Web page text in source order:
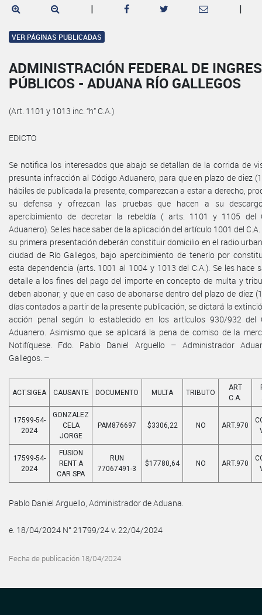
| |
VER PÁGINAS PUBLICADAS
ADMINISTRACIÓN FEDERAL DE
PÚBLICOS - ADUANA RÍO GALLEGOS
(Art. 1101 y 1013 inc. “h” C.A.)
EDICTO
Se notifica los interesados que abajo se detallan de la corrida de
presunta infracción al Código Aduanero, para que en plazo de diez
hábiles de publicada la presente, comparezcan a estar a derecho,
su defensa y ofrezcan las pruebas que hacen a su
apercibimiento de decretar la rebeldía ( arts. 1101 y 1105 del
Aduanero). Se les hace saber de la aplicación del artículo 1001 del C.A.
su primera presentación deberán constituir domicilio en el radio
ciudad de Río Gallegos, bajo apercibimiento de tenerlo por
esta dependencia (arts. 1001 al 1004 y 1013 del C.A.). Se les hace
detalle a los fines del pago del importe en concepto de multa y
deben abonar, y que en caso de abonarse dentro del plazo de diez
días contados a partir de la presente publicación, se dictará la
acción penal según lo establecido en los artículos 930/932 del
Aduanero. Asimismo que se aplicará la pena de comiso de la
Notifíquese. Fdo. Pablo Daniel Arguello – Administrador
Gallegos. –
ACT.SIGEA CAUSANTE DOCUMENTO MULTA TRIBUTO
ART
C.A.
17599-54-
2024
GONZALEZ
CELA
JORGE
PAM876697 $3306,22 NO ART.970
17599-54-
2024
FUSION
RENT A
CAR SPA
RUN
77067491-3
$17780,64 NO ART.970
Pablo Daniel Arguello, Administrador de Aduana.
e. 18/04/2024 N° 21799/24 v. 22/04/2024
Fecha de publicación 18/04/2024